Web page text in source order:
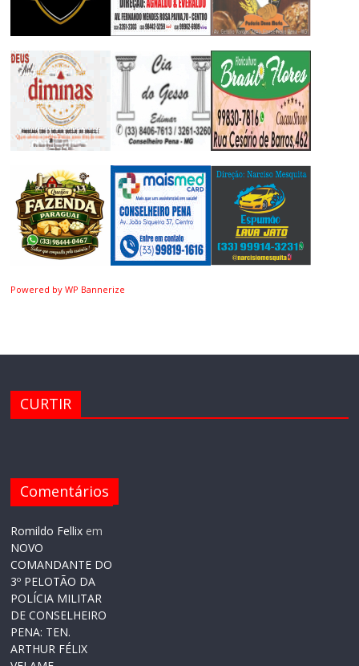
Powered by WP Bannerize
CURTIR
Comentários
Romildo Fellix em
NOVO
COMANDANTE DO
3º PELOTÃO DA
POLÍCIA MILITAR
DE CONSELHEIRO
PENA: TEN.
ARTHUR FÉLIX